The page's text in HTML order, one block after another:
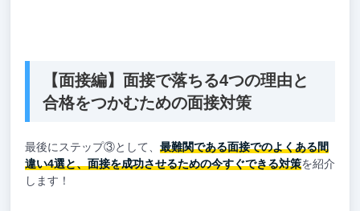
【面接編】面接で落ちる4つの理由と
合格をつかむための面接対策
最後にステップ③として、 最難関である面接でのよくある間
違い4選と、面接を成功させるための今すぐできる対策を紹介
します！